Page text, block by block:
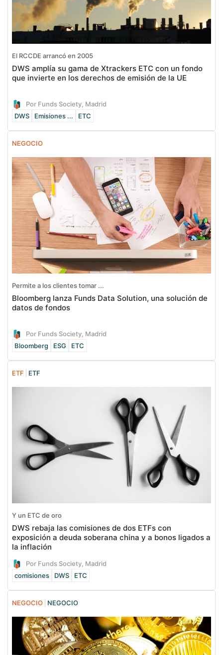
El RCCDE arrancó en 2005
DWS amplía su gama de Xtrackers ETC con un fondo
que invierte en los derechos de emisión de la UE
Por Funds Society, Madrid
DWS
Emisiones ... ETC
NEGOCIO
Permite a los clientes tomar ...
Bloomberg lanza Funds Data Solution, una solución de
datos de fondos
Por Funds Society, Madrid
Bloomberg
ESG ETC
ETF ETF
Y un ETC de oro
DWS rebaja las comisiones de dos ETFs con
exposición a deuda soberana china y a bonos ligados a
la inflación
Por Funds Society, Madrid
comisiones
DWS ETC
NEGOCIO NEGOCIO